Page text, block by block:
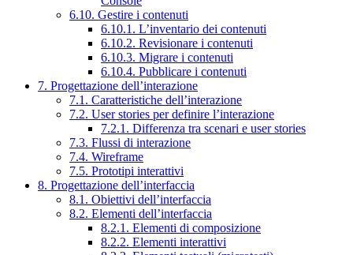
6.10. Gestire i contenuti
6.10.1. L’inventario dei contenuti
6.10.2. Revisionare i contenuti
6.10.3. Migrare i contenuti
6.10.4. Pubblicare i contenuti
7. Progettazione dell’interazione
7.1. Caratteristiche dell’interazione
7.2. User stories per definire l’interazione
7.2.1. Differenza tra scenari e user stories
7.3. Flussi di interazione
7.4. Wireframe
7.5. Prototipi interattivi
8. Progettazione dell’interfaccia
8.1. Obiettivi dell’interfaccia
8.2. Elementi dell’interfaccia
8.2.1. Elementi di composizione
8.2.2. Elementi interattivi